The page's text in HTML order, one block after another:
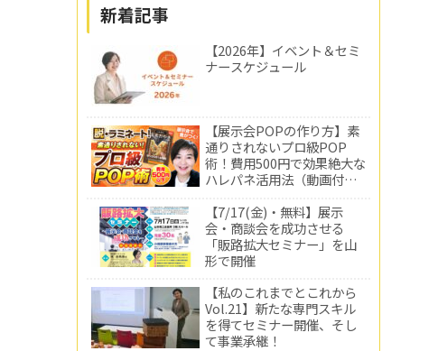
新着記事
【2026年】イベント＆セミ
ナースケジュール
【展示会POPの作り方】素
通りされないプロ級POP
術！費用500円で効果絶大な
ハレパネ活用法（動画付
【7/17(金)・無料】展示
会・商談会を成功させる
「販路拡大セミナー」を山
形で開催
【私のこれまでとこれから
Vol.21】新たな専門スキル
を得てセミナー開催、そし
て事業承継！